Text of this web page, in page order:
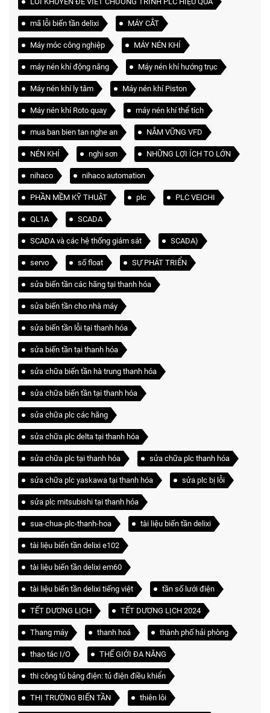
mã lỗi biến tần delixi MÁY CẮT
Máy móc công nghiệp MÁY NÉN KHÍ
máy nén khí động năng Máy nén khí hướng trục
Máy nén khí ly tâm Máy nén khí Piston
Máy nén khí Roto quay máy nén khí thể tích
mua ban bien tan nghe an NẮM VỮNG VFD
NÉN KHÍ nghi sơn NHỮNG LỢI ÍCH TO LỚN
nihaco nihaco automation
PHẦN MỀM KỸ THUẬT plc PLC VEICHI
QL1A SCADA
SCADA và các hệ thống giám sát SCADA)
servo số float SỰ PHÁT TRIỂN
sửa biến tần các hãng tại thanh hóa
sửa biến tần cho nhà máy
sửa biến tần lỗi tại thanh hóa
sửa biến tần tại thanh hóa
sửa chữa biến tần hà trung thanh hóa
sửa chữa biến tần tại thanh hóa
sửa chữa plc các hãng
sửa chữa plc delta tại thanh hóa
sửa chữa plc tại thanh hóa sửa chữa plc thanh hóa
sửa chữa plc yaskawa tại thanh hóa sửa plc bị lỗi
sửa plc mitsubishi tại thanh hóa
sua-chua-plc-thanh-hoa tài liệu biến tần delixi
tài liệu biến tần delixi e102
tài liệu biến tần delixi em60
tài liệu biến tần delixi tiếng việt tần số lưới điện
TẾT DƯƠNG LỊCH TẾT DƯƠNG LỊCH 2024
Thang máy thanh hoá thành phố hải phòng
thao tác I/O THẾ GIỚI ĐA NĂNG
thi công tủ bảng điện: tủ điện điều khiển
THỊ TRƯỜNG BIẾN TẦN thiên lôi